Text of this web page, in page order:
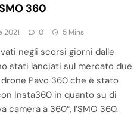
360
2021 0 5 Mins
negli scorsi giorni dalle
stati lanciati sul mercato due
Pavo 360 che è stato
Insta360 in quanto su di
a 360°, l’SMO 360.